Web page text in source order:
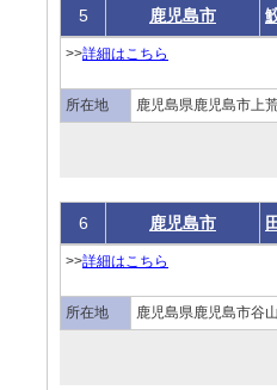
5 鹿児島市
>>詳細はこちら
所在地 鹿児島県鹿児島市上
6 鹿児島市
>>詳細はこちら
所在地 鹿児島県鹿児島市谷